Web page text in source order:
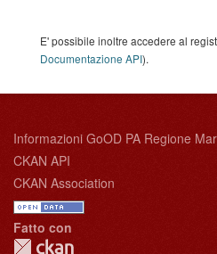
E' possibile inoltre accedere al
Documentazione API).
Informazioni GoOD PA Regione
CKAN API
CKAN Association
Fatto con